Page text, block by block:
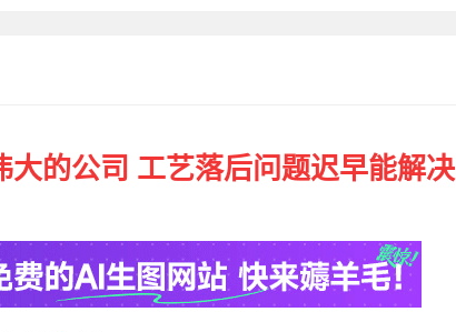
的公司 工艺落后问题迟早能解决